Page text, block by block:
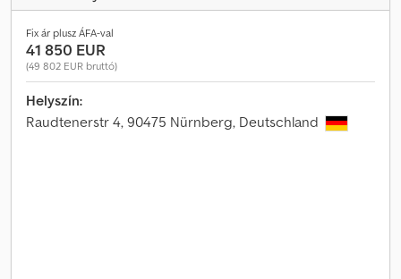
Fix ár plusz ÁFA-val
41 850 EUR
(49 802 EUR bruttó)
Helyszín:
Raudtenerstr 4, 90475 Nürnberg, Deutschland